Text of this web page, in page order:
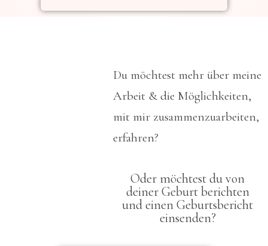
Du möchtest mehr über meine
Arbeit & die Möglichkeiten,
mit mir zusammenzuarbeiten,
erfahren?
Oder möchtest du von
deiner Geburt berichten
und einen Geburtsbericht
einsenden?